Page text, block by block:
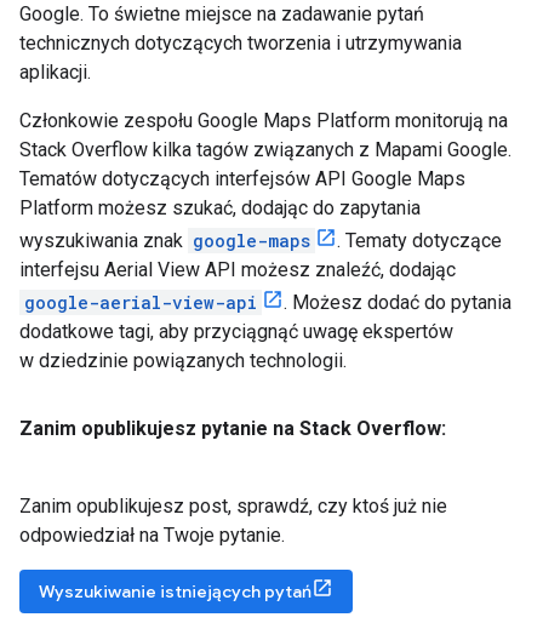
Google. To świetne miejsce na zadawanie pytań
technicznych dotyczących tworzenia i utrzymywania
aplikacji.
Członkowie zespołu Google Maps Platform monitorują na
Stack Overflow kilka tagów związanych z Mapami Google.
Tematów dotyczących interfejsów API Google Maps
Platform możesz szukać, dodając do zapytania
wyszukiwania znak google-maps
. Tematy dotyczące
interfejsu Aerial View API możesz znaleźć, dodając
google-aerial-view-api
. Możesz dodać do pytania
dodatkowe tagi, aby przyciągnąć uwagę ekspertów
w dziedzinie powiązanych technologii.
Zanim opublikujesz pytanie na Stack Overflow:
Zanim opublikujesz post, sprawdź, czy ktoś już nie
odpowiedział na Twoje pytanie.
Wyszukiwanie istniejących pytań